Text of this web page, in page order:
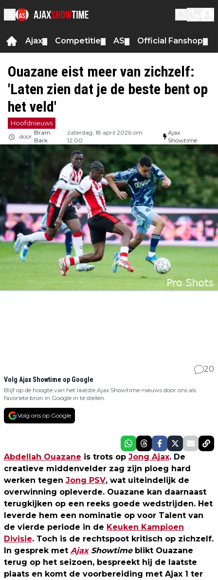
Ajax Competitie AS Official Fanshop
Ouazane eist meer van zichzelf:
'Laten zien dat je de beste bent op
het veld'
Hoofdnieuws
door
Bram
Bark
zaterdag, 18 april 2026 om
12:00
Ajax
Showtime
20
Volg Ajax Showtime op Google
Blijf op de hoogte van het laatste Ajax Showtime-nieuws door ons als
favoriete bron in Google in te stellen.
Volg ons op Google
Abdellah Ouazane is trots op Jong Ajax. De
creatieve middenvelder zag zijn ploeg hard
werken tegen Jong PSV, wat uiteindelijk de
overwinning opleverde. Ouazane kan daarnaast
terugkijken op een reeks goede wedstrijden. Het
leverde hem een nominatie op voor Talent van
de vierde periode in de Keuken Kampioen
Divisie. Toch is de rechtspoot kritisch op zichzelf.
In gesprek met AjaxShowtimeblikt Ouazane
terug op het seizoen, bespreekt hij de laatste
plaats en komt de voorbereiding met Ajax 1 ter